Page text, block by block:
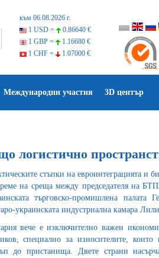
към 06.08.2026 г.
1 USD =
0.86640 €
1 GBP =
1.16680 €
1 CHF =
1.07000 €
Международни участия 3D център
логистично
стъпки на евроинтеграцията и
на среща между председателя на
търговско-промишлена палата
украинската индустриална камара
вече е изключително важен
специално за износителите,
до пристанища. Двете страни